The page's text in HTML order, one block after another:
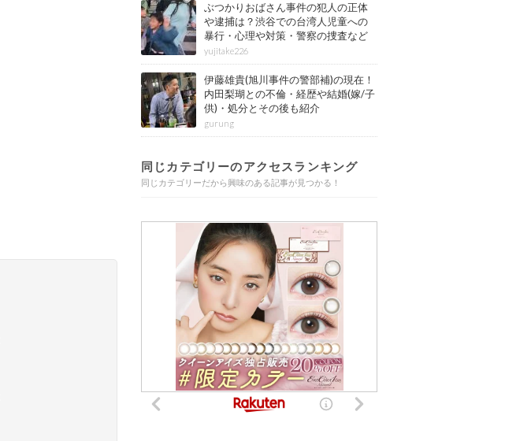
ぶつかりおばさん事件の犯人の正体
や逮捕は？渋谷での台湾人児童への
暴行・心理や対策・警察の捜査など
その後も紹介
yujitake226
伊藤雄貴(旭川事件の警部補)の現在！
内田梨瑚との不倫・経歴や結婚(嫁/子
供)・処分とその後も紹介
gurung
同じカテゴリーのアクセスランキング
同じカテゴリーだから興味のある記事が見つかる！